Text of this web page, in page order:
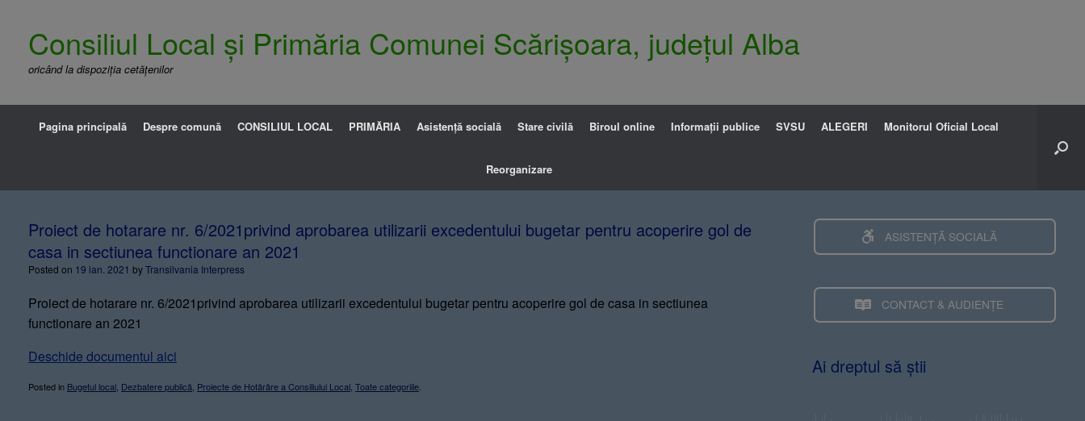
Consiliul Local și Primăria Comunei Scărișoara, județul Alba
oricând la dispoziția cetățenilor
Pagina principală Despre comună CONSILIUL LOCAL PRIMĂRIA Asistență socială Stare civilă Biroul online Informații publice SVSU ALEGERI Monitorul Oficial Local
Reorganizare
Proiect de hotarare nr. 6/2021privind aprobarea utilizarii excedentului bugetar pentru acoperire gol de
casa in sectiunea functionare an 2021
Posted on 19 ian. 2021 byTransilvania Interpress
Proiect de hotarare nr. 6/2021privind aprobarea utilizarii excedentului bugetar pentru acoperire gol de casa in sectiunea
functionare an 2021
Deschide documentul aici
Posted in Bugetul local Dezbatere publică Proiecte de Hotărâre a Consiliului Local Toate categoriile
ASISTENȚĂ SOCIALĂ
CONTACT & AUDIENȚE
Ai dreptul să știi